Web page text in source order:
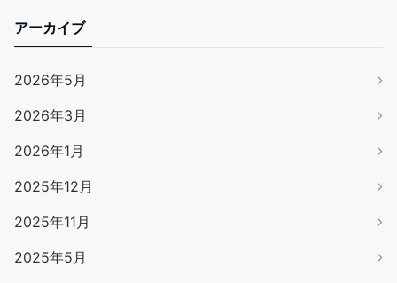
アーカイブ
2026年5月
2026年3月
2026年1月
2025年12月
2025年11月
2025年5月